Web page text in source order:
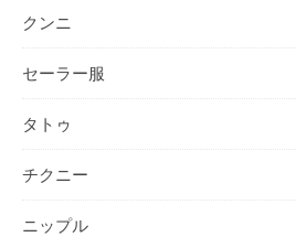
クンニ
セーラー服
タトゥ
チクニー
ニップル